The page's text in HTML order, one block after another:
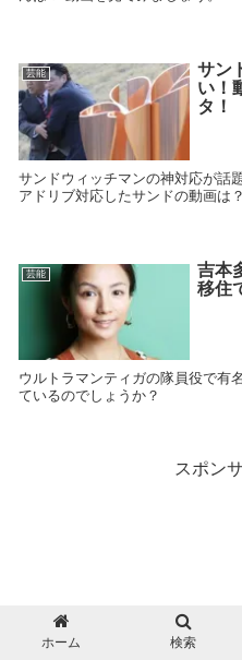
芸能
サン
い！
タ！
サンドウィッチマンの神対応が話
アドリブ対応したサンドの動画は？
芸能
吉本
移住
ウルトラマンティガの隊員役で有
ているのでしょうか？
スポン
ホーム 検索